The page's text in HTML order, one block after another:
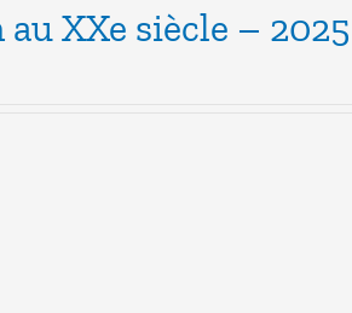
XXe siècle – 2025